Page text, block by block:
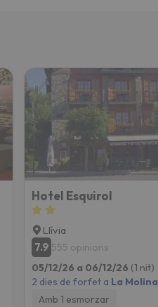
Hotel Esquirol
Llívia
7.9 555 opinions
05/12/26 a 06/12/26 (1 nit)
2 dies de forfet a La Molina
Amb 1 esmorzar